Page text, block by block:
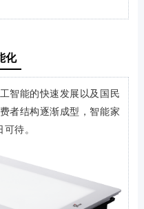
化
智能的快速发展以及国民
者结构逐渐成型， 智能家
待。